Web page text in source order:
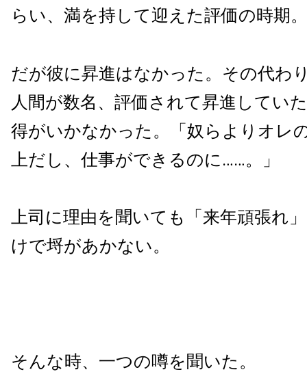
らい、満を持して迎えた評価の時期。
だが彼に昇進はなかった。その代わ
人間が数名、評価されて昇進してい
得がいかなかった。「奴らよりオレ
上だし、仕事ができるのに……。」
上司に理由を聞いても「来年頑張れ
けで埒があかない。
そんな時、一つの噂を聞いた。